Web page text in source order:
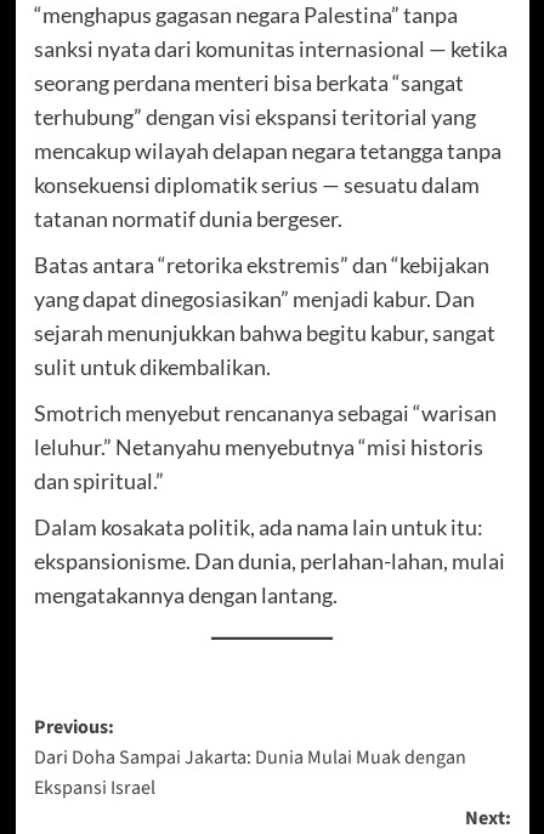
“menghapus gagasan negara Palestina” tanpa
sanksi nyata dari komunitas internasional — ketika
seorang perdana menteri bisa berkata “sangat
terhubung” dengan visi ekspansi teritorial yang
mencakup wilayah delapan negara tetangga tanpa
konsekuensi diplomatik serius — sesuatu dalam
tatanan normatif dunia bergeser.
Batas antara “retorika ekstremis” dan “kebijakan
yang dapat dinegosiasikan” menjadi kabur. Dan
sejarah menunjukkan bahwa begitu kabur, sangat
sulit untuk dikembalikan.
Smotrich menyebut rencananya sebagai “warisan
leluhur.” Netanyahu menyebutnya “misi historis
dan spiritual.”
Dalam kosakata politik, ada nama lain untuk itu:
ekspansionisme. Dan dunia, perlahan-lahan, mulai
mengatakannya dengan lantang.
Post
navigation
Previous:
Dari Doha Sampai Jakarta: Dunia Mulai Muak dengan
Ekspansi Israel
Next: